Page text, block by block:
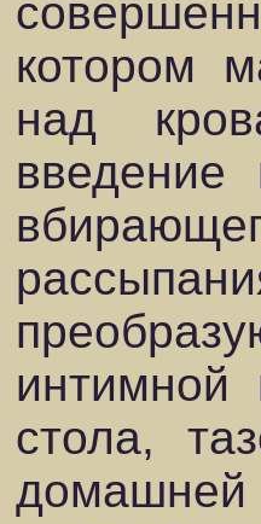
котором
над
введение
интимной
стола,